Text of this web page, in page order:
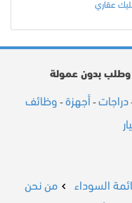
عقاري
بدون عمولة
دراجات - أجهزة - وظائف
السوداء
من نحن